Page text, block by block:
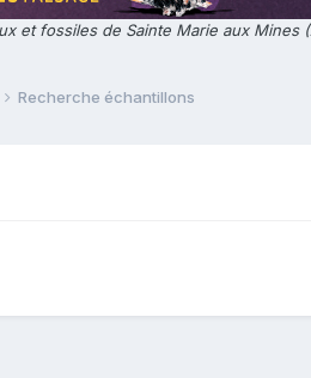
et fossiles de Sainte Marie aux Mines
Recherche échantillons